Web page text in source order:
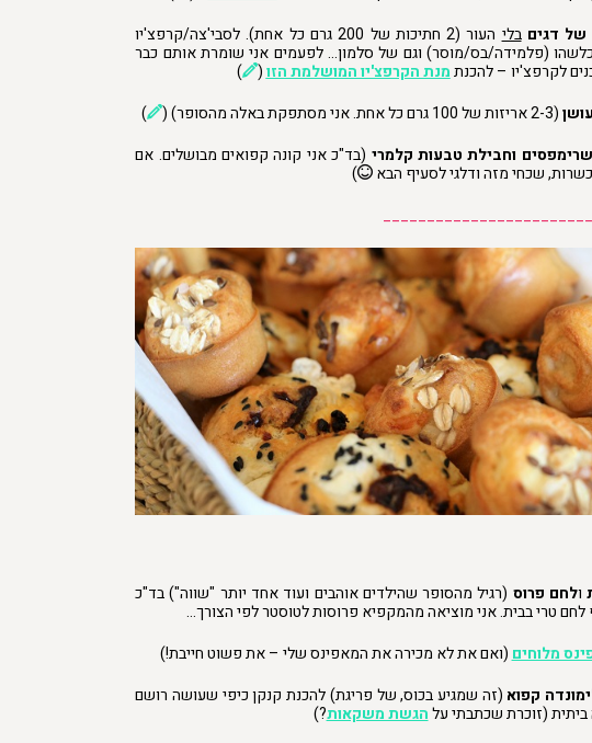
של דגיםבליהעור (2 חתיכות של 200 גרם כל אחת).
לסבי'צה/קרפצ'יו
(פלמידה/בס/מוסר) וגם של סלמון… לפעמים אני שומרת אותם כבר
לקרפצ'יו – להכנתמנת הקרפצ'יו המושלמת הזו(
)
(2-3 אריזות של 100 גרם כל אחת. אני מסתפקת באלה מהסופר) (
)
וחבילת טבעות קלמרי (בד"כ אני קונה קפואים מבושלים. אם
שכחי מזה ודלגי לסעיף הבא
)
ולחם פרוס (רגיל מהסופר שהילדים אוהבים ועוד אחד יותר "שווה") בד"כ
לחם טרי בבית. אני מוציאה מהמקפיא פרוסות לטוסטר לפי הצורך…
מלוחים(ואם את לא מכירה את המאפינס שלי – את פשוט חייבת!)
קפוא (זה שמגיע בכוס, של פריגת) להכנת קנקן כיפי שעושה רושם
ביתית (זוכרת שכתבתי עלהגשת משקאות?)